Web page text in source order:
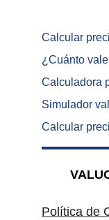
Política de
Calcular
¿ Cuánto
Calculadora
Simulador
Calcular